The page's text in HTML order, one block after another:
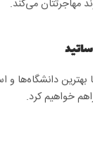
مهاجرتتان می‌کند.
بهترین دانشگاه‌ها
خواهیم کرد.